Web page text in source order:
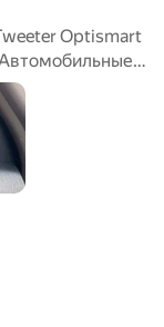
Optismart
твиттеры.